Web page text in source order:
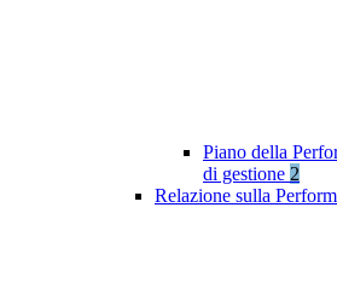
Piano della
di gestione 2
Relazione sulla